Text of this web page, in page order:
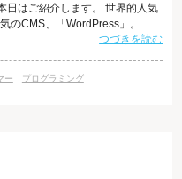
日はご紹介します。 世界的人気
のCMS、「WordPress」。
ジの更新・運営をすることがで
。 PHPというと、初学者向け
を作るためのプログ
つづきを読む
ー
プログラミング